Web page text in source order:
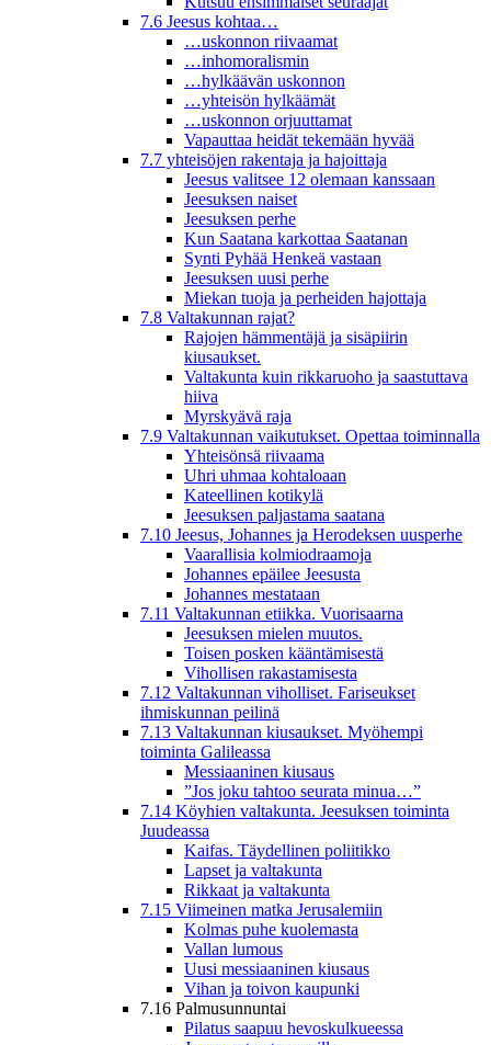
7.6 Jeesus kohtaa…
…uskonnon riivaamat
…inhomoralismin
…hylkäävän uskonnon
…yhteisön hylkäämät
…uskonnon orjuuttamat
Vapauttaa heidät tekemään hyvää
7.7 yhteisöjen rakentaja ja hajoittaja
Jeesus valitsee 12 olemaan kanssaan
Jeesuksen naiset
Jeesuksen perhe
Kun Saatana karkottaa Saatanan
Synti Pyhää Henkeä vastaan
Jeesuksen uusi perhe
Miekan tuoja ja perheiden hajottaja
7.8 Valtakunnan rajat?
Rajojen hämmentäjä ja sisäpiirin
kiusaukset.
Valtakunta kuin rikkaruoho ja saastuttava
hiiva
Myrskyävä raja
7.9 Valtakunnan vaikutukset. Opettaa toiminnalla
Yhteisönsä riivaama
Uhri uhmaa kohtaloaan
Kateellinen kotikylä
Jeesuksen paljastama saatana
7.10 Jeesus, Johannes ja Herodeksen uusperhe
Vaarallisia kolmiodraamoja
Johannes epäilee Jeesusta
Johannes mestataan
7.11 Valtakunnan etiikka. Vuorisaarna
Jeesuksen mielen muutos.
Toisen posken kääntämisestä
Vihollisen rakastamisesta
7.12 Valtakunnan viholliset. Fariseukset
ihmiskunnan peilinä
7.13 Valtakunnan kiusaukset. Myöhempi
toiminta Galileassa
Messiaaninen kiusaus
”Jos joku tahtoo seurata minua…”
7.14 Köyhien valtakunta. Jeesuksen toiminta
Juudeassa
Kaifas. Täydellinen poliitikko
Lapset ja valtakunta
Rikkaat ja valtakunta
7.15 Viimeinen matka Jerusalemiin
Kolmas puhe kuolemasta
Vallan lumous
Uusi messiaaninen kiusaus
Vihan ja toivon kaupunki
7.16 Palmusunnuntai
Pilatus saapuu hevoskulkueessa